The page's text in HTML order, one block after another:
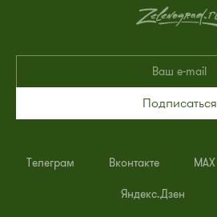
Подписаться
Телеграм Вконтакте MAX
Яндекс.Дзен